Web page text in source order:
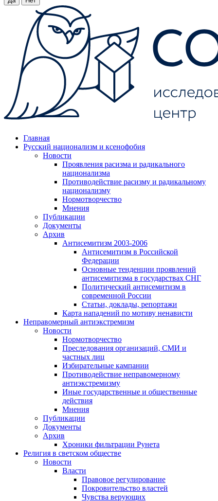
Главная
Русский национализм и ксенофобия
Новости
Проявления расизма и радикального
национализма
Противодействие расизму и радикальному
национализму
Нормотворчество
Мнения
Публикации
Документы
Архив
Антисемитизм 2003-2006
Антисемитизм в Российской
Федерации
Основные тенденции проявлений
антисемитизма в государствах СНГ
Политический антисемитизм в
современной России
Статьи, доклады, репортажи
Карта нападений по мотиву ненависти
Неправомерный антиэкстремизм
Новости
Нормотворчество
Преследования организаций, СМИ и
частных лиц
Избирательные кампании
Противодействие неправомерному
антиэкстремизму
Иные государственные и общественные
действия
Мнения
Публикации
Документы
Архив
Хроники фильтрации Рунета
Религия в светском обществе
Новости
Власти
Правовое регулирование
Покровительство властей
Чувства верующих